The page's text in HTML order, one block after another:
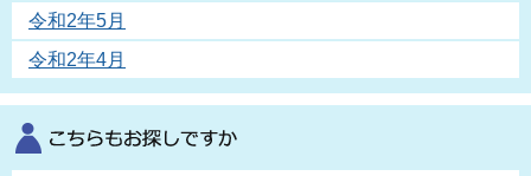
令和2年5月
令和2年4月